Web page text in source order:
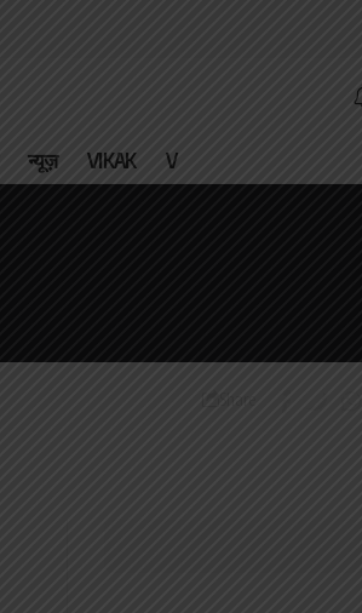
न्यूज़ VIKAK V